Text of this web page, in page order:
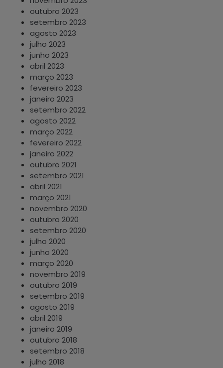
outubro 2023
setembro 2023
agosto 2023
julho 2023
junho 2023
abril 2023
março 2023
fevereiro 2023
janeiro 2023
setembro 2022
agosto 2022
março 2022
fevereiro 2022
janeiro 2022
outubro 2021
setembro 2021
abril 2021
março 2021
novembro 2020
outubro 2020
setembro 2020
julho 2020
junho 2020
março 2020
novembro 2019
outubro 2019
setembro 2019
agosto 2019
abril 2019
janeiro 2019
outubro 2018
setembro 2018
julho 2018